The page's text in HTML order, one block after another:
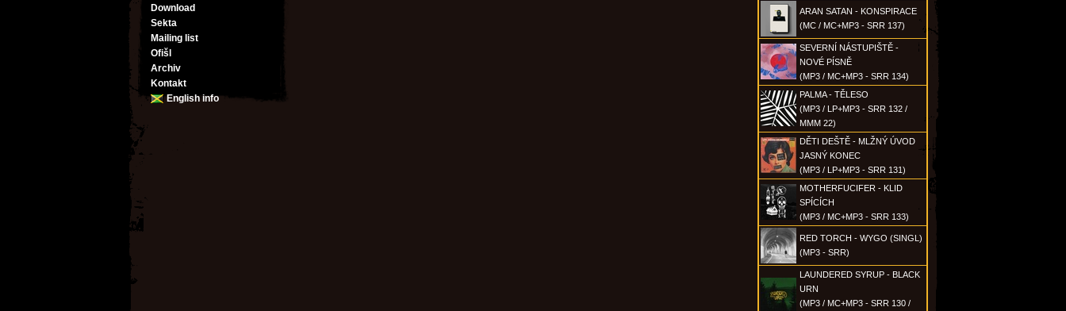
Download
Sekta
Mailing list
Ofišl
Archiv
Kontakt
English info
ARAN SATAN - KONSPIRACE
(MC / MC+MP3 - SRR 137)
SEVERNÍ NÁSTUPIŠTĚ -
NOVÉ PÍSNĚ
(MP3 / MC+MP3 - SRR 134)
PALMA - TĚLESO
(MP3 / LP+MP3 - SRR 132 /
MMM 22)
DĚTI DEŠTĚ - MLŽNÝ ÚVOD
JASNÝ KONEC
(MP3 / LP+MP3 - SRR 131)
MOTHERFUCIFER - KLID
SPÍCÍCH
(MP3 / MC+MP3 - SRR 133)
RED TORCH - WYGO (SINGL)
(MP3 - SRR)
LAUNDERED SYRUP - BLACK
URN
(MP3 / MC+MP3 - SRR 130 /